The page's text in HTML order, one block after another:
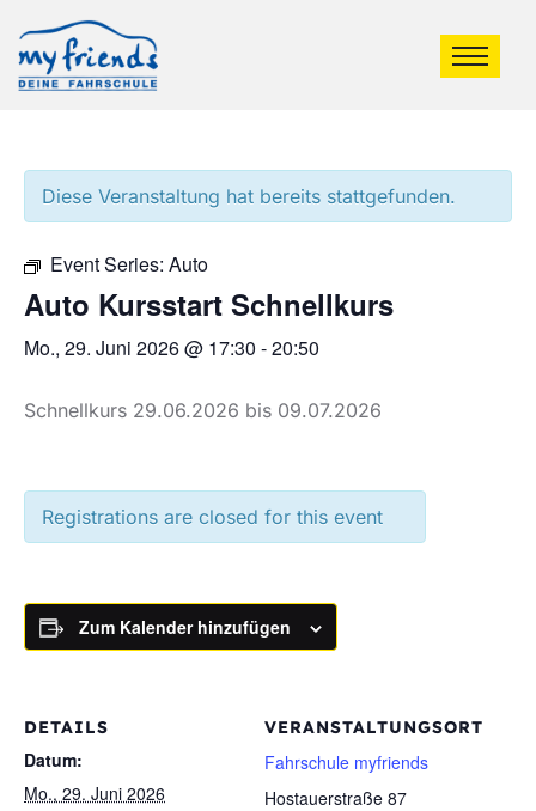
Diese Veranstaltung hat bereits stattgefunden.
Event Series: Auto
Auto Kursstart Schnellkurs
Mo., 29. Juni 2026 @ 17:30 -20:50
Schnellkurs 29.06.2026 bis 09.07.2026
Registrations are closed for this event
Zum Kalender hinzufügen
DETAILS
Datum:
Mo., 29. Juni 2026
VERANSTALTUNGSORT
Fahrschule myfriends
Hostauerstraße 87